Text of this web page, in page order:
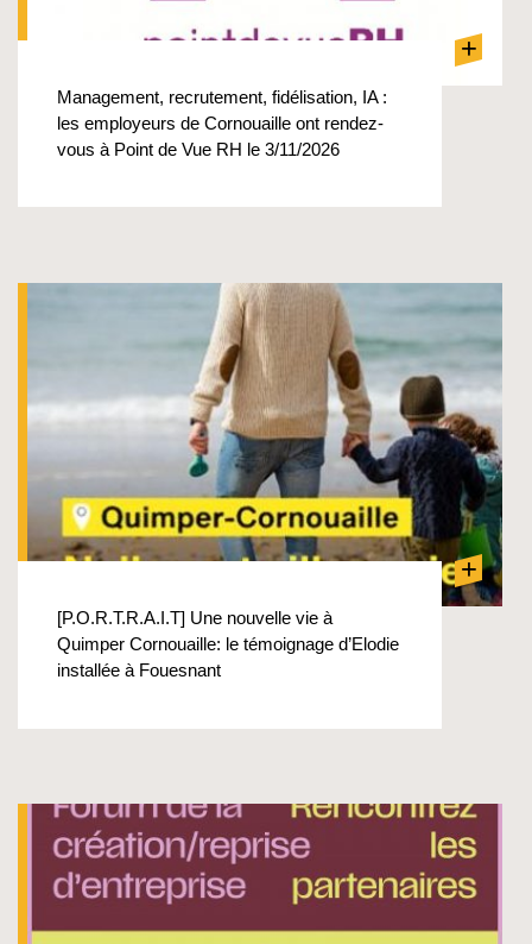
+
Management, recrutement, fidélisation, IA :
les employeurs de Cornouaille ont rendez-
vous à Point de Vue RH le 3/11/2026
+
[P.O.R.T.R.A.I.T] Une nouvelle vie à
Quimper Cornouaille: le témoignage d’Elodie
installée à Fouesnant